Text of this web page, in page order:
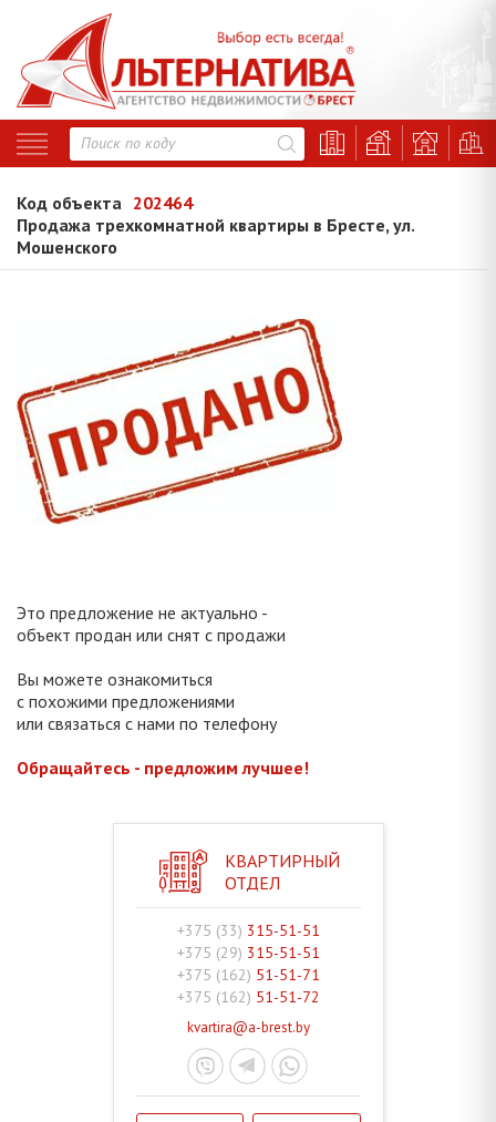
Код объекта 202464
Продажа трехкомнатной квартиры в Бресте, ул.
Мошенского
Это предложение не актуально -
объект продан или снят с продажи
Вы можете ознакомиться
с похожими предложениями
или связаться с нами по телефону
Обращайтесь - предложим лучшее!
КВАРТИРНЫЙ
ОТДЕЛ
+375 (33) 315-51-51
+375 (29) 315-51-51
+375 (162) 51-51-71
+375 (162) 51-51-72
kvartira@a-brest.by